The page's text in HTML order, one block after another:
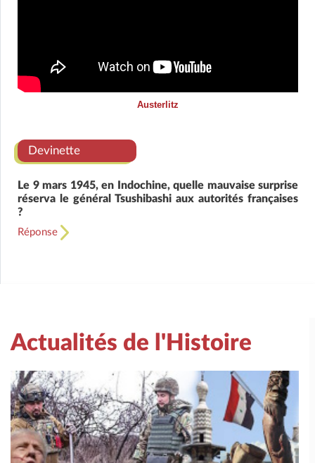
Austerlitz
Devinette
Le 9 mars 1945, en Indochine, quelle mauvaise surprise
réserva le général Tsushibashi aux autorités françaises
?
Réponse
Actualités de l'Histoire